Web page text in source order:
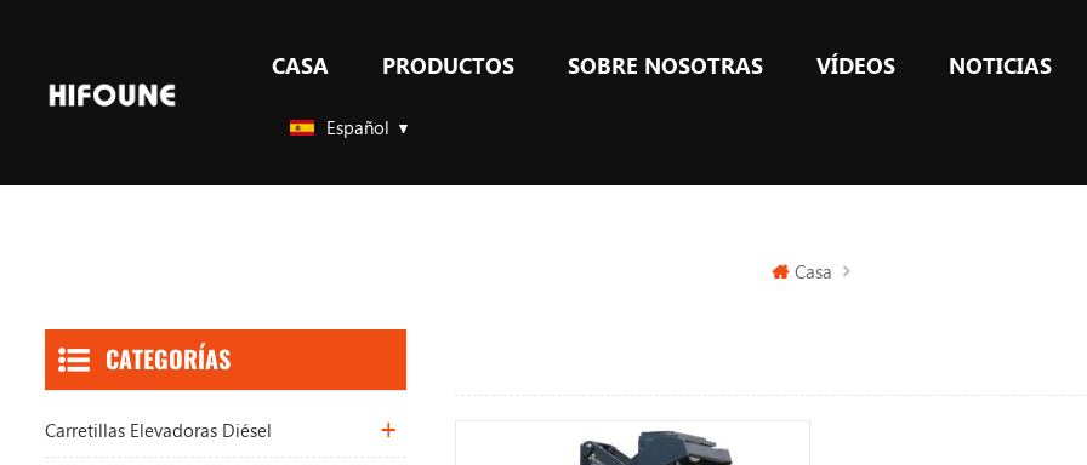
CASA PRODUCTOS SOBRE NOSOTRAS VÍDEOS NOTICIAS
Español
Casa
CATEGORÍAS
Carretillas Elevadoras Diésel